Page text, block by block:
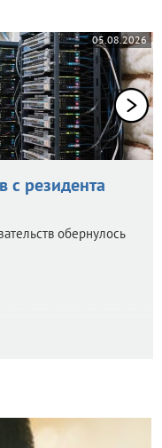
05.08.2026
с резидента
обернулось